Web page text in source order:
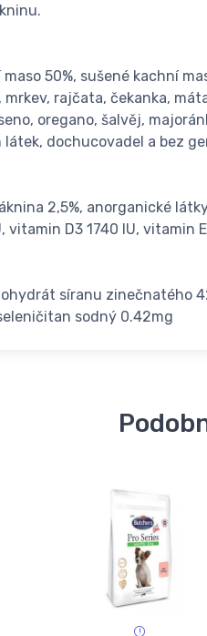
50%, sušené kachní
rajčata, čekanka,
oregano, šalvěj,
dochucovadel a bez
2,5%, anorganické
D3 1740 IU, vitamin
síranu
sodný 0.42mg